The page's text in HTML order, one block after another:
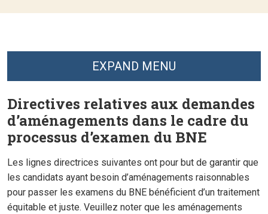
Directives relatives aux demandes
d’aménagements dans le cadre du
processus d’examen du BNE
Les lignes directrices suivantes ont pour but de garantir que
les candidats ayant besoin d’aménagements raisonnables
pour passer les examens du BNE bénéficient d’un traitement
équitable et juste. Veuillez noter que les aménagements
EXPAND MENU